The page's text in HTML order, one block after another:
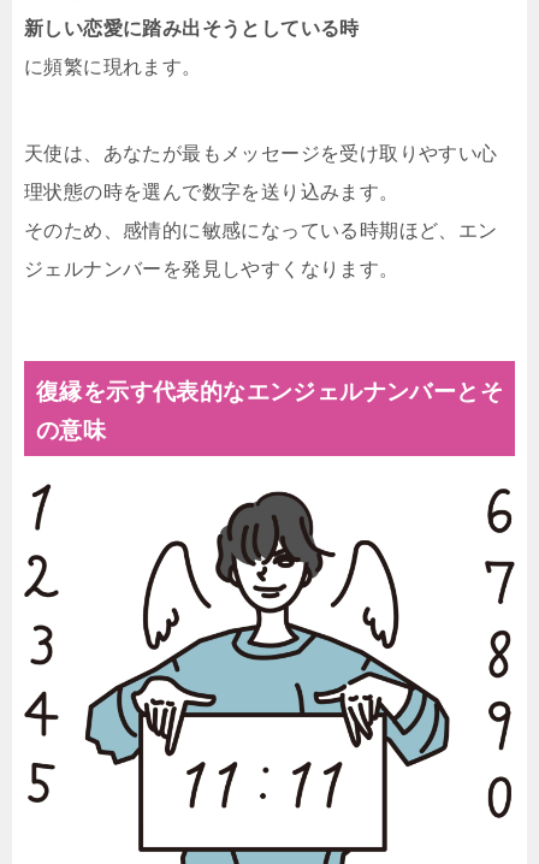
新しい恋愛に踏み出そうとしている時
に頻繁に現れます。
天使は、あなたが最もメッセージを受け取りやすい心
理状態の時を選んで数字を送り込みます。
そのため、感情的に敏感になっている時期ほど、エン
ジェルナンバーを発見しやすくなります。
復縁を示す代表的なエンジェルナンバーとそ
の意味